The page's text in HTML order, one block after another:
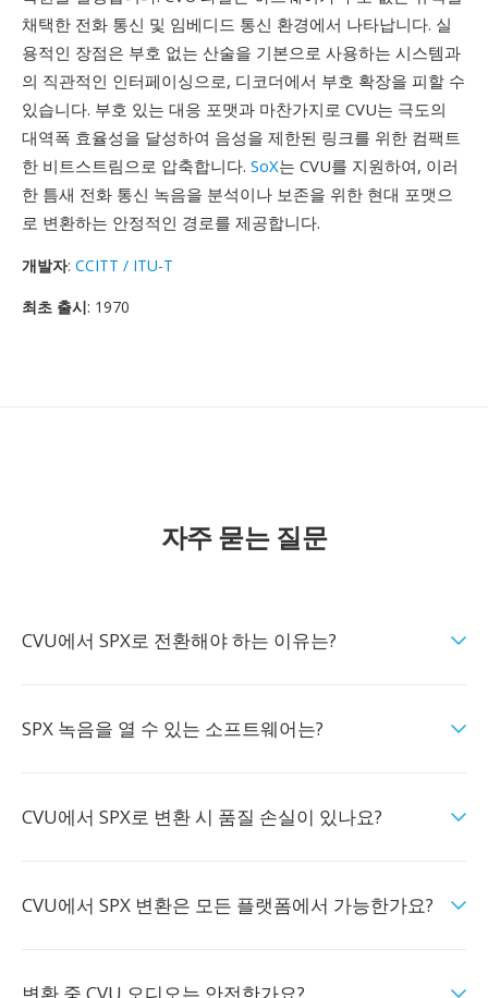
채택한 전화 통신 및 임베디드 통신 환경에서 나타납니다. 실
용적인 장점은 부호 없는 산술을 기본으로 사용하는 시스템과
의 직관적인 인터페이싱으로, 디코더에서 부호 확장을 피할 수
있습니다. 부호 있는 대응 포맷과 마찬가지로 CVU는 극도의
대역폭 효율성을 달성하여 음성을 제한된 링크를 위한 컴팩트
한 비트스트림으로 압축합니다. SoX는 CVU를 지원하여, 이러
한 틈새 전화 통신 녹음을 분석이나 보존을 위한 현대 포맷으
로 변환하는 안정적인 경로를 제공합니다.
개발자: CCITT / ITU-T
최초 출시: 1970
자주 묻는 질문
CVU에서 SPX로 전환해야 하는 이유는?
SPX 녹음을 열 수 있는 소프트웨어는?
CVU에서 SPX로 변환 시 품질 손실이 있나요?
CVU에서 SPX 변환은 모든 플랫폼에서 가능한가요?